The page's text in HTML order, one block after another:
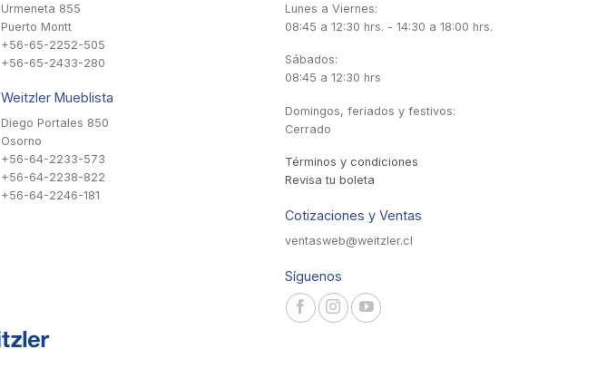
Urmeneta 855
Puerto Montt
+56-65-2252-505
+56-65-2433-280
Weitzler Mueblista
Diego Portales 850
Osorno
+56-64-2233-573
+56-64-2238-822
+56-64-2246-181
Lunes a Viernes:
08:45 a 12:30 hrs. - 14:30 a 18:00 hrs.
Sábados:
08:45 a 12:30 hrs
Domingos, feriados y festivos:
Cerrado
Términos y condiciones
Revisa tu boleta
Cotizaciones y Ventas
ventasweb@weitzler.cl
Síguenos